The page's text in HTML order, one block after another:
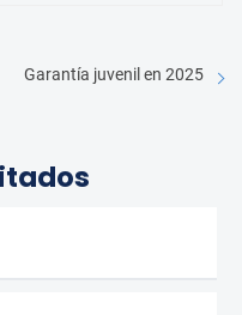
Garantía juvenil en 2025